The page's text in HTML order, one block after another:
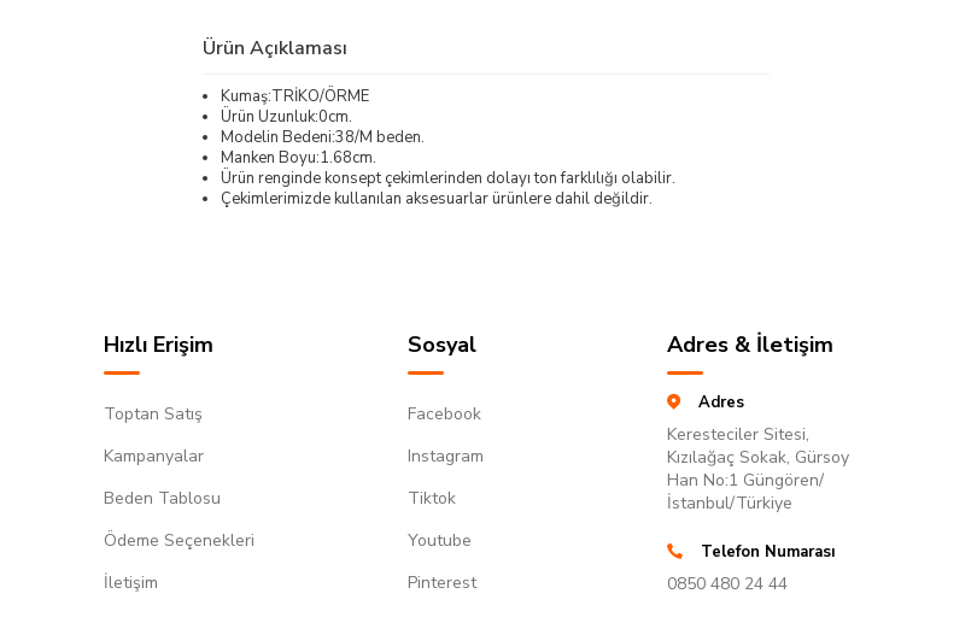
Ürün Açıklaması
Kumaş:TRİKO/ÖRME
Ürün Uzunluk:0cm.
Modelin Bedeni:38/M beden.
Manken Boyu:1.68cm.
Ürün renginde konsept çekimlerinden dolayı ton farklılığı olabilir.
Çekimlerimizde kullanılan aksesuarlar ürünlere dahil değildir.
Hızlı Erişim
Toptan Satış
Kampanyalar
Beden Tablosu
Ödeme Seçenekleri
İletişim
Sosyal
Facebook
Instagram
Tiktok
Youtube
Pinterest
Adres & İletişim
Adres
Keresteciler Sitesi,
Kızılağaç Sokak, Gürsoy
Han No:1 Güngören/
İstanbul/Türkiye
Telefon Numarası
0850 480 24 44